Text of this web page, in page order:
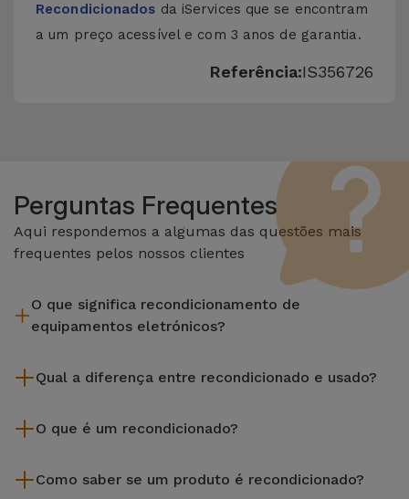
Recondicionados da iServices que se encontram
a um preço acessível e com 3 anos de garantia.
Referência:IS356726
Perguntas Frequentes
Aqui respondemos a algumas das questões mais
frequentes pelos nossos clientes
O que significa recondicionamento de
equipamentos eletrónicos?
limpeza sem esquecer a reparação de algum componente
recondicionados da Services passam por vários e rigorosos
Qual a diferença entre recondicionado e usado?
e preparados por técnicos especializados para assegurar o
usado, um equipamento recondicionado da iServices oferece
O que é um recondicionado?
que foi pouco ou nada utilizado. Pode ter sido expostos em
Como saber se um produto é recondicionado?